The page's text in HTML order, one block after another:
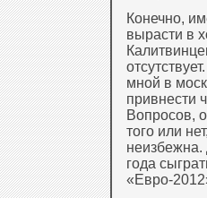
Конечно,
вырасти в
мной в
привнести
Вопросов,
того или
года
«Евро-